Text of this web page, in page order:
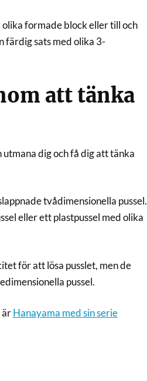
formade block eller till och
färdig sats med olika 3-
att tänka
dig och få dig att tänka
tvådimensionella pussel.
eller ett plastpussel med olika
för att lösa pusslet, men de
pussel.
ärHanayama med sin serie